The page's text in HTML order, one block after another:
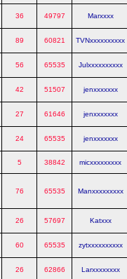
36 49797 Marxxxx
89 60821 TVNxxxxxxxxxx
56 65535 Julxxxxxxxxxx
42 51507 jenxxxxxxx
27 61646 jenxxxxxxx
24 65535 jenxxxxxxx
5 38842 micxxxxxxxxx
76 65535 Manxxxxxxxxx
26 57697 Katxxx
60 65535 zytxxxxxxxxxx
26 62866 Larxxxxxxxx